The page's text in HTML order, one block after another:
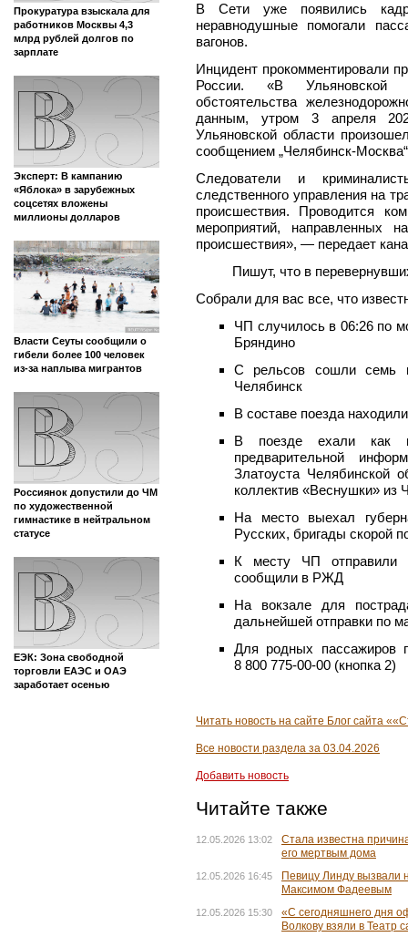
Прокуратура взыскала для
работников Москвы 4,3
млрд рублей долгов по
зарплате
Эксперт: В кампанию
«Яблока» в зарубежных
соцсетях вложены
миллионы долларов
Власти Сеуты сообщили о
гибели более 100 человек
из-за наплыва мигрантов
Россиянок допустили до ЧМ
по художественной
гимнастике в нейтральном
статусе
ЕЭК: Зона свободной
торговли ЕАЭС и ОАЭ
заработает осенью
В Сети уже появились
неравнодушные помогали
вагонов.
Инцидент прокомментировали
России. «В Ульяновской
обстоятельства
данным, утром 3 апреля
Ульяновской области
сообщением „Челябинск-
Следователи и
следственного управления на
происшествия. Проводится
мероприятий, направленных
происшествия», — передает
Пишут, что в
Собрали для вас все, что
ЧП случилось в 06:26 по
Бряндино
С рельсов сошли
Челябинск
В составе поезда
В поезде ехали как
предварительной
Златоуста Челябинской
коллектив «Веснушки» из
На место выехал
Русских, бригады скорой
К месту ЧП отправили
сообщили в РЖД
На вокзале для
дальнейшей отправки по
Для родных пассажиров
8 800 775-00-00 (кнопка 2)
Читать новость на сайте Блог сайта
Все новости раздела за 03.04.2026
Добавить новость
Читайте также
12.05.2026 13:02
Стала известна
его мертвым дома
12.05.2026 16:45
Певицу Линду вызвали
Максимом Фадеевым
12.05.2026 15:30
«С сегодняшнего дня
Волкову взяли в Театр